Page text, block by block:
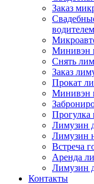
Заказ
водителем
Минивэн
Снять
Заказ
Прокат
Минивэн
Прогулка
Лимузин
Лимузин
Встреча
Аренда
Лимузин
Контакты